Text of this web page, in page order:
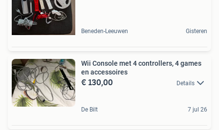
Beneden-Leeuwen Gisteren
Wii Console met 4 controllers, 4 games
en accessoires
€ 130,00 Details
De Bilt 7 jul 26